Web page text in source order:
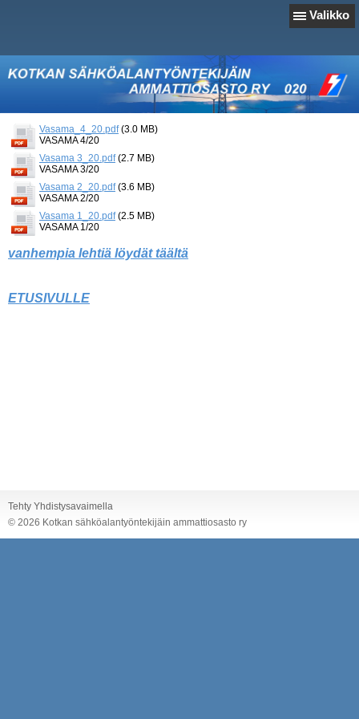
Valikko
Vasama_4_20.pdf (3.0 MB)
VASAMA 4/20
Vasama 3_20.pdf (2.7 MB)
VASAMA 3/20
Vasama 2_20.pdf (3.6 MB)
VASAMA 2/20
Vasama 1_20.pdf (2.5 MB)
VASAMA 1/20
vanhempia lehtiä löydät täältä
ETUSIVULLE
Tehty Yhdistysavaimella
© 2026 Kotkan sähköalantyöntekijäin ammattiosasto ry